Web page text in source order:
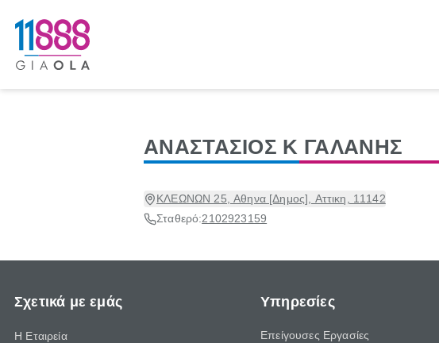
ΑΝΑΣΤΑΣΙΟΣ Κ ΓΑΛΑΝΗΣ
ΚΛΕΩΝΩΝ 25, Αθηνα [Δημος], Αττικη, 11142
Σταθερό:2102923159
Σχετικά με εμάς
Η Εταιρεία
Υπηρεσίες
Επείγουσες Εργασίες